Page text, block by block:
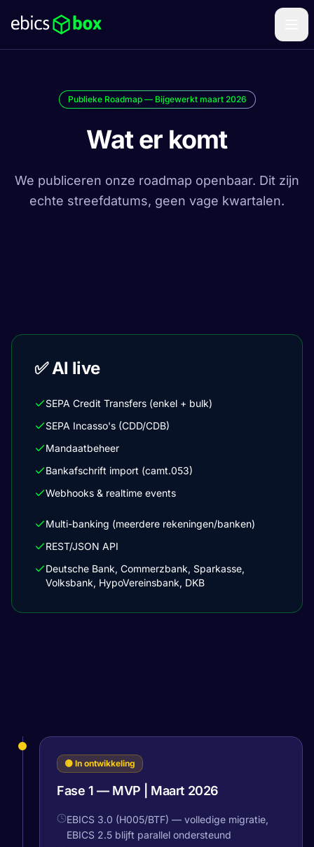
Publieke Roadmap — Bijgewerkt maart 2026
Wat er komt
We publiceren onze roadmap openbaar. Dit zijn
echte streefdatums, geen vage kwartalen.
✅ Al live
SEPA Credit Transfers (enkel + bulk)
SEPA Incasso's (CDD/CDB)
Mandaatbeheer
Bankafschrift import (camt.053)
Webhooks & realtime events
Multi-banking (meerdere rekeningen/banken)
REST/JSON API
Deutsche Bank, Commerzbank, Sparkasse,
Volksbank, HypoVereinsbank, DKB
🟡 In ontwikkeling
Fase 1 — MVP | Maart 2026
EBICS 3.0 (H005/BTF) — volledige migratie,
EBICS 2.5 blijft parallel ondersteund